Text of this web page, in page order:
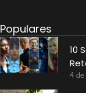
Populares
10
4